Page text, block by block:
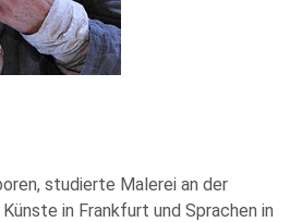
studierte Malerei an der
in Frankfurt und Sprachen in